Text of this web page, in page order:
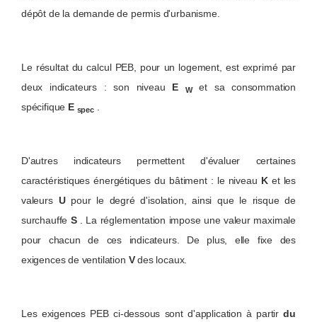
dépôt de la demande de permis d'urbanisme.
Le résultat du calcul PEB, pour un logement, est exprimé par
deux indicateurs : son niveau E W
et sa consommation
spécifique E spec
D'autres indicateurs permettent d'évaluer certaines
caractéristiques énergétiques du bâtiment : le niveau Ket les
valeurs Upour le degré d'isolation, ainsi que le risque de
surchauffe S. La réglementation impose une valeur maximale
pour chacun de ces indicateurs. De plus, elle fixe des
exigences de ventilation Vdes locaux.
Les exigences PEB ci-dessous sont d'application à partirdu